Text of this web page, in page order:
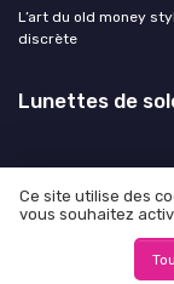
L’art du old money
discrète
Lunettes de
Mentions
©
Ce site utilise des
vous souhaitez